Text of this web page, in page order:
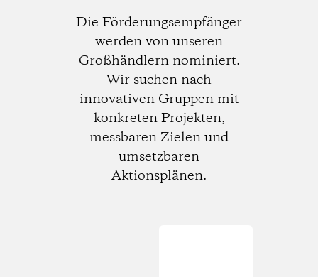
Die Förderungsempfänger
werden von unseren
Großhändlern nominiert.
Wir suchen nach
innovativen Gruppen mit
konkreten Projekten,
messbaren Zielen und
umsetzbaren
Aktionsplänen.